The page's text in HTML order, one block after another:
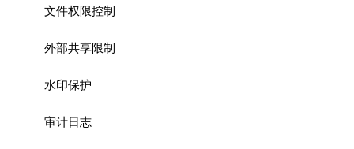
文件权限控制
外部共享限制
水印保护
审计日志